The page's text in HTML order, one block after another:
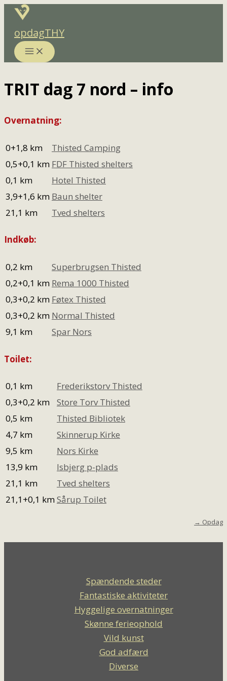
Gå
indholdet
opdagTHY
TRIT dag 7 nord – info
Overnatning:
0+1,8 km
Thisted Camping
0,5+0,1 km FDF Thisted shelters
0,1 km
Hotel Thisted
3,9+1,6 km Baun shelter
21,1 km
Tved shelters
Indkøb:
0,2 km
Superbrugsen Thisted
0,2+0,1 km Rema 1000 Thisted
0,3+0,2 km Føtex Thisted
0,3+0,2 km Normal Thisted
9,1 km
Spar Nors
Toilet:
0,1 km
Frederikstorv Thisted
0,3+0,2 km
Store Torv Thisted
0,5 km
Thisted Bibliotek
4,7 km
Skinnerup Kirke
9,5 km
Nors Kirke
13,9 km
Isbjerg p-plads
21,1 km
Tved shelters
21,1+0,1 kmSårup Toilet
→ Opdag
Spændende steder
Fantastiske aktiviteter
Hyggelige overnatninger
Skønne ferieophold
Vild kunst
God adfærd
Diverse